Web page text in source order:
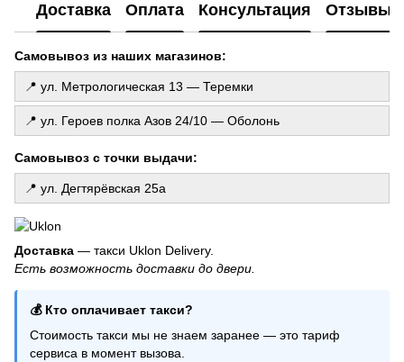
Наборы шариков
Набор арома свечей
Свечи с тайной надписью
Хлопушка праздничная
Фольгированные фигуры
Коробка сюрприз с шариками
Свечи цены
Шторка из дождика
Свечи цифры на торт
Гелиевые шарики на выписку из роддома
Композиция из шариков на день рождения
Посуда одноразовая праздничная
Гелиевые шарики с конфетти
Доставка Оплата Консультация Отзывы
Самовывоз из наших магазинов:
📍 ул. Метрологическая 13 — Теремки
📍 ул. Героев полка Азов 24/10 — Оболонь
Самовывоз с точки выдачи:
📍 ул. Дегтярёвская 25а
Доставка — такси Uklon Delivery.
Есть возможность доставки до двери.
💰 Кто оплачивает такси?
Стоимость такси мы не знаем заранее — это тариф
сервиса в момент вызова.